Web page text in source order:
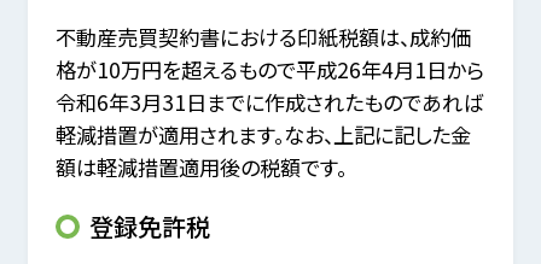
不動産売買契約書における印紙税額は、成約価
格が10万円を超えるもので平成26年4月1日から
令和6年3月31日までに作成されたものであれば
軽減措置が適用されます。なお、上記に記した金
額は軽減措置適用後の税額です。
登録免許税